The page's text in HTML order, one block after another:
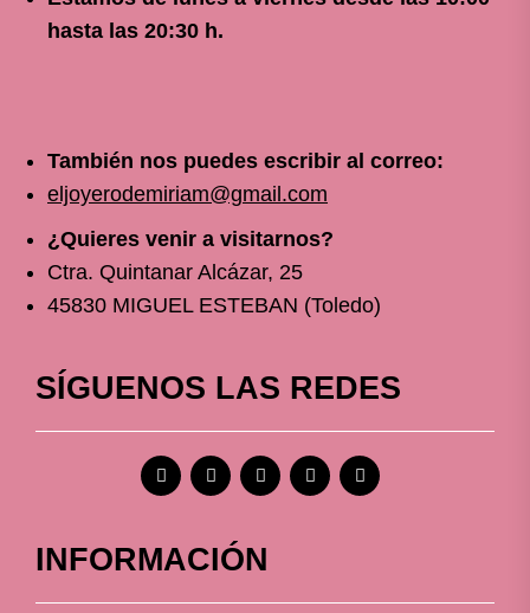
hasta las 20:30 h.
También nos puedes escribir al correo:
eljoyerodemiriam@gmail.com
¿Quieres venir a visitarnos?
Ctra. Quintanar Alcázar, 25
45830 MIGUEL ESTEBAN (Toledo)
SÍGUENOS LAS REDES
INFORMACIÓN